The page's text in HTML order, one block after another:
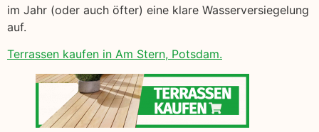
im Jahr (oder auch öfter) eine klare Wasserversiegelung
auf.
Terrassen kaufen in Am Stern, Potsdam.